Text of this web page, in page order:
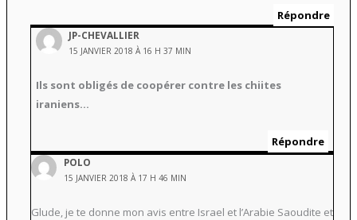
Répondre
JP-CHEVALLIER
15 JANVIER 2018 À 16 H 37 MIN
Ils sont obligés de coopérer contre les chiites
iraniens…
Répondre
POLO
15 JANVIER 2018 À 17 H 46 MIN
Glude, je te donne mon avis entre Israel et l’Arabie Saoudite et